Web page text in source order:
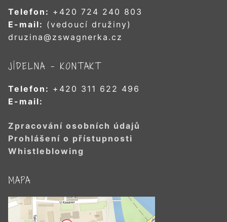
Telefon: +420 724 240 803
E-mail: (vedoucí družiny)
druzina@zswagnerka.cz
JÍDELNA – KONTAKT
Telefon: +420 311 622 496
E-mail:
Zpracování osobních údajů
Prohlášení o přístupnosti
Whistleblowing
MAPA